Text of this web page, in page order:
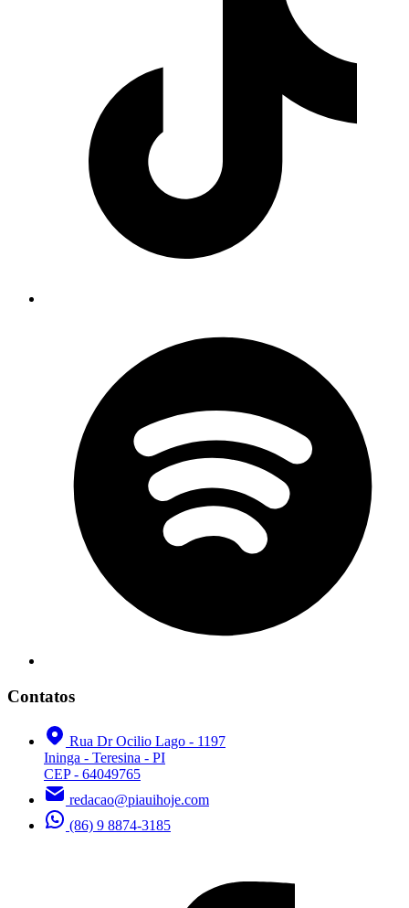
Contatos
Rua Dr Ocilio Lago - 1197
Ininga - Teresina - PI
CEP - 64049765
redacao@piauihoje.com
(86) 9 8874-3185